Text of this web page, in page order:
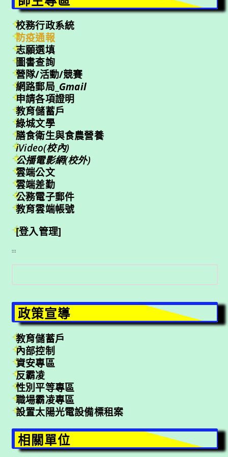
校務行政系統
防疫通報
志願選填
圖書查詢
營隊/活動/競賽
網路郵局_ Gmail
申請各項證明
教育儲蓄戶
綠城文學
膳食衛生與食農營養
iVideo(校內)
公播電影網(校外)
雲端公文
雲端差勤
公務電子郵件
教育雲端帳號
[登入管理]
:::
尋
政策宣導
教育儲蓄戶
內部控制
資安專區
反霸凌
性別平等專區
職場霸凌專區
設置太陽光電設備標租案
相關單位